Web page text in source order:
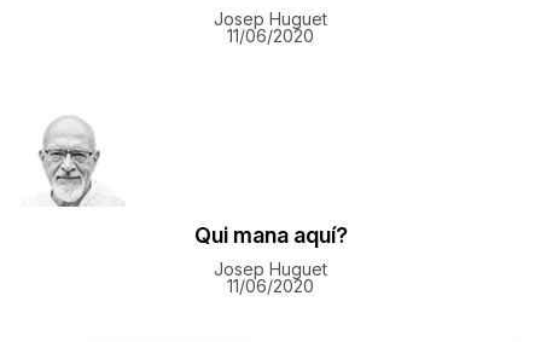
Josep Huguet
11/06/2020
Qui mana aquí?
Josep Huguet
11/06/2020